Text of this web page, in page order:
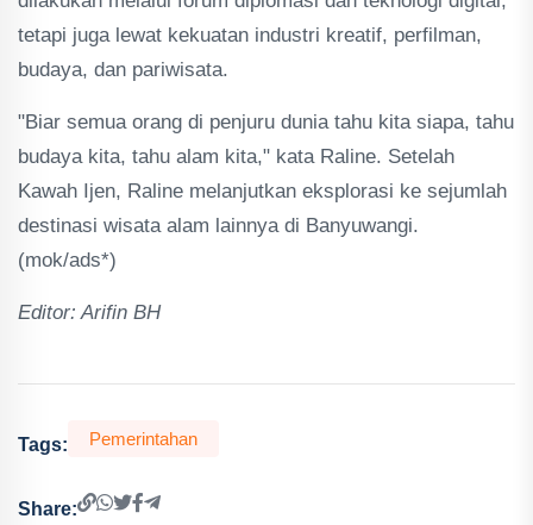
tetapi juga lewat kekuatan industri kreatif, perfilman,
budaya, dan pariwisata.
"Biar semua orang di penjuru dunia tahu kita siapa, tahu
budaya kita, tahu alam kita," kata Raline. Setelah
Kawah Ijen, Raline melanjutkan eksplorasi ke sejumlah
destinasi wisata alam lainnya di Banyuwangi.
(mok/ads*)
Editor: Arifin BH
Tags: Pemerintahan
Share: